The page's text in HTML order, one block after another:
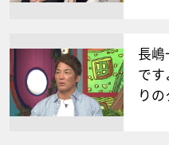
長
で
り